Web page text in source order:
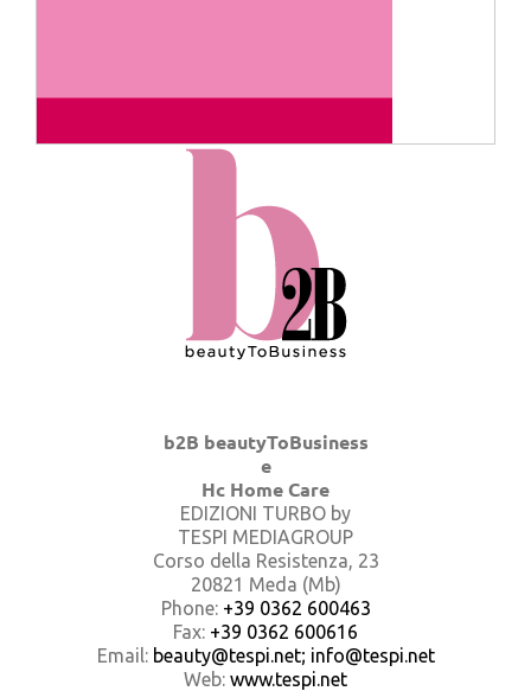
b2B beautyToBusiness
e
Hc Home Care
EDIZIONI TURBO by
TESPI MEDIAGROUP
Corso della Resistenza, 23
20821 Meda (Mb)
Phone: +39 0362 600463
Fax: +39 0362 600616
Email: beauty@tespi.net; info@tespi.net
Web: www.tespi.net